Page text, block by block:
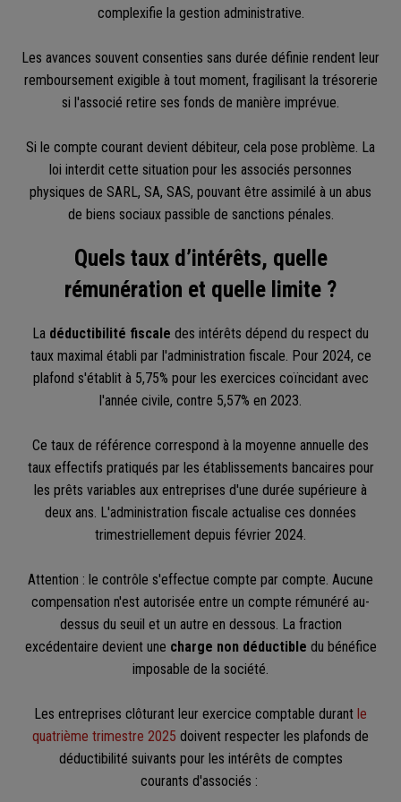
complexifie la gestion administrative.
Les avances souvent consenties sans durée définie rendent leur
remboursement exigible à tout moment, fragilisant la trésorerie
si l'associé retire ses fonds de manière imprévue.
Si le compte courant devient débiteur, cela pose problème. La
loi interdit cette situation pour les associés personnes
physiques de SARL, SA, SAS, pouvant être assimilé à un abus
de biens sociaux passible de sanctions pénales.
Quels taux d’intérêts, quelle
rémunération et quelle limite ?
La déductibilité fiscale des intérêts dépend du respect du
taux maximal établi par l'administration fiscale. Pour 2024, ce
plafond s'établit à 5,75% pour les exercices coïncidant avec
l'année civile, contre 5,57% en 2023.
Ce taux de référence correspond à la moyenne annuelle des
taux effectifs pratiqués par les établissements bancaires pour
les prêts variables aux entreprises d'une durée supérieure à
deux ans. L'administration fiscale actualise ces données
trimestriellement depuis février 2024.
Attention : le contrôle s'effectue compte par compte. Aucune
compensation n'est autorisée entre un compte rémunéré au-
dessus du seuil et un autre en dessous. La fraction
excédentaire devient une charge non déductible du bénéfice
imposable de la société.
Les entreprises clôturant leur exercice comptable durant le
quatrième trimestre 2025 doivent respecter les plafonds de
déductibilité suivants pour les intérêts de comptes
courants d'associés :